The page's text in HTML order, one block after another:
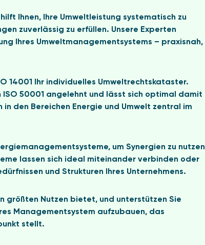
Ihnen, Ihre Umweltleistung systematisch zu
zuverlässig zu erfüllen. Unsere Experten
Ihres Umweltmanagementsystems – praxisnah,
14001 Ihr individuelles Umweltrechtskataster.
50001 angelehnt und lässt sich optimal damit
den Bereichen Energie und Umwelt zentral im
um Synergien zu nutzen
lassen sich ideal miteinander verbinden oder
und Strukturen Ihres Unternehmens.
größten Nutzen bietet, und unterstützen Sie
Managementsystem aufzubauen, das
stellt.